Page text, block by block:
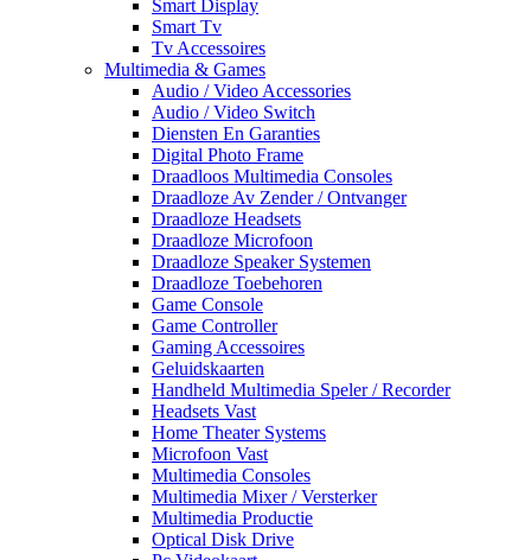
Smart Display
Smart Tv
Tv Accessoires
Multimedia & Games
Audio / Video Accessories
Audio / Video Switch
Diensten En Garanties
Digital Photo Frame
Draadloos Multimedia Consoles
Draadloze Av Zender / Ontvanger
Draadloze Headsets
Draadloze Microfoon
Draadloze Speaker Systemen
Draadloze Toebehoren
Game Console
Game Controller
Gaming Accessoires
Geluidskaarten
Handheld Multimedia Speler / Recorder
Headsets Vast
Home Theater Systems
Microfoon Vast
Multimedia Consoles
Multimedia Mixer / Versterker
Multimedia Productie
Optical Disk Drive